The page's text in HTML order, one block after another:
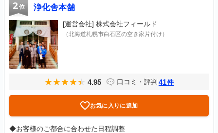
2位 浄化舎本舗
[運営会社] 株式会社フィールド
（北海道札幌市白石区の空き家片付け）
4.95 口コミ・評判 41件
お気に入りに追加
◆お客様のご都合に合わせた日程調整